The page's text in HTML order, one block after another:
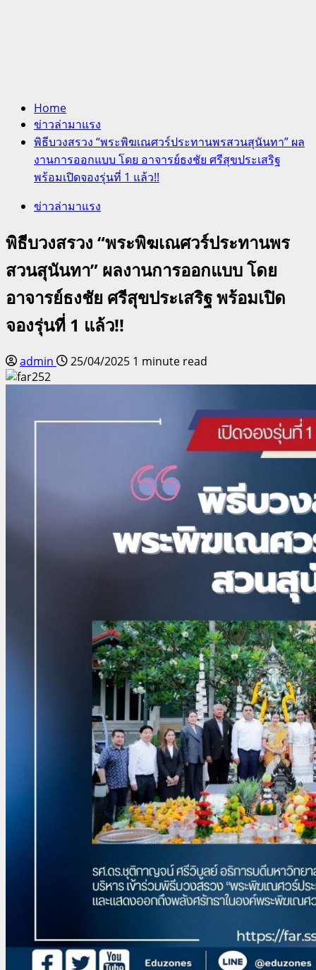
Home
ข่าวล่ามาแรง
พิธีบวงสรวง “พระพิฆเณศวร์ประทานพรสวนสุนันทา” ผล
งานการออกแบบ โดย อาจารย์ธงชัย ศรีสุขประเสริฐ
พร้อมเปิดจองรุ่นที่ 1 แล้ว!!
ข่าวล่ามาแรง
พิธีบวงสรวง “พระพิฆเณศวร์ประทานพร
สวนสุนันทา” ผลงานการออกแบบ โดย
อาจารย์ธงชัย ศรีสุขประเสริฐ พร้อมเปิด
จองรุ่นที่ 1 แล้ว!!
admin 25/04/2025 1 minute read